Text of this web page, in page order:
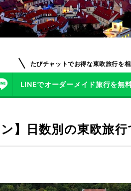
たびチャットでお得な東欧旅行を
LINEでオーダーメイド旅行を無
】日数別の東欧旅